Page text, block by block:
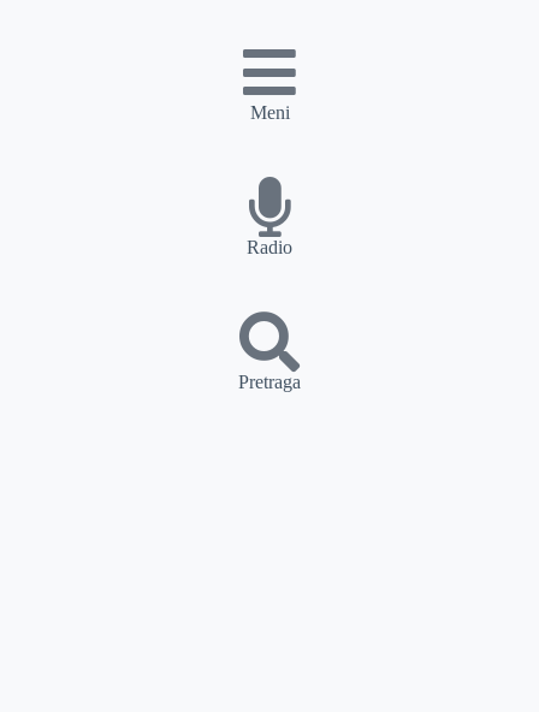
Meni
Radio
Pretraga